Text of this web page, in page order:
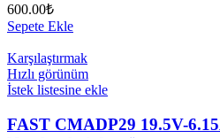
600.00₺
Sepete Ekle
Karşılaştırmak
Hızlı görünüm
İstek listesine ekle
FAST CMADP29 19.5V-